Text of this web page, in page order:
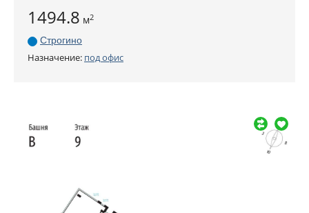
1494.8 м2
Строгино
Назначение: под офис